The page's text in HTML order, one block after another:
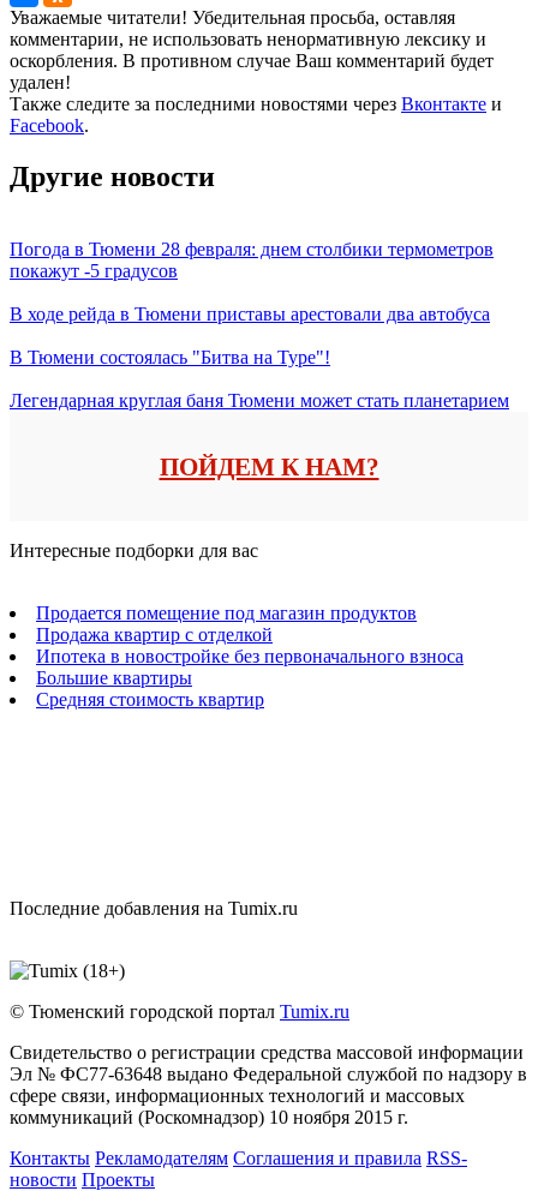
Уважаемые читатели! Убедительная просьба, оставляя
комментарии, не использовать ненормативную лексику и
оскорбления. В противном случае Ваш комментарий будет
удален!
Также следите за последними новостями через Вконтакте и
Facebook.
Другие новости
Погода в Тюмени 28 февраля: днем столбики термометров
покажут -5 градусов
В ходе рейда в Тюмени приставы арестовали два автобуса
В Тюмени состоялась "Битва на Туре"!
Легендарная круглая баня Тюмени может стать планетарием
ПОЙДЕМ К НАМ?
Интересные подборки для вас
Продается помещение под магазин продуктов
Продажа квартир с отделкой
Ипотека в новостройке без первоначального взноса
Большие квартиры
Средняя стоимость квартир
Последние добавления на Tumix.ru
© Тюменский городской портал Tumix.ru
Свидетельство о регистрации средства массовой информации
Эл № ФС77-63648 выдано Федеральной службой по надзору в
сфере связи, информационных технологий и массовых
коммуникаций (Роскомнадзор) 10 ноября 2015 г.
Контакты Рекламодателям Соглашения и правила RSS-
новости Проекты